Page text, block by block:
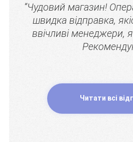
“Чудовий магазин!
швидка відправка,
ввічливі менеджери,
Читати всі